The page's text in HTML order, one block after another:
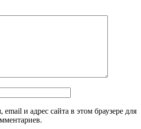
и адрес сайта в этом браузере для